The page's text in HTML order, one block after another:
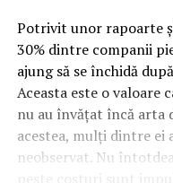
Potrivit unor rapoarte
30% dintre companii
ajung să se închidă
Aceasta este o valoare
nu au învățat încă arta
acestea, mulți dintre ei
neobservat. Nu